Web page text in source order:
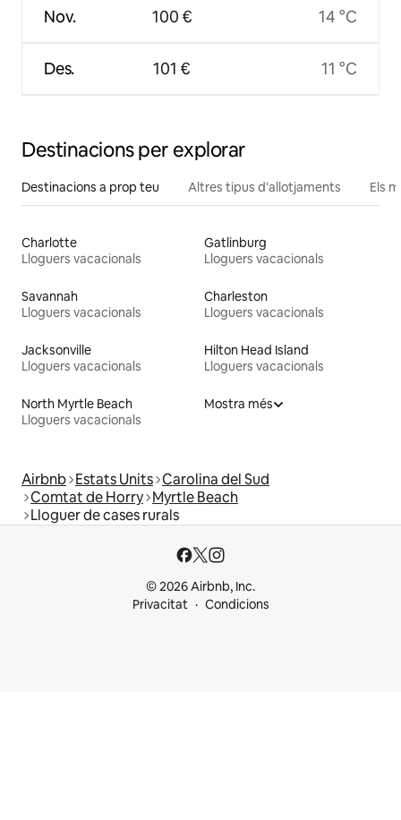
Nov.
Des.
100 €
101 €
14 °C
11 °C
Destinacions per explorar
Destinacions a prop teu Altres tipus d'allotjaments Els
Charlotte
Lloguers vacacionals
Gatlinburg
Lloguers vacacionals
Savannah
Lloguers vacacionals
Charleston
Lloguers vacacionals
Jacksonville
Lloguers vacacionals
Hilton Head Island
Lloguers vacacionals
North Myrtle Beach
Lloguers vacacionals
Mostra més
Airbnb Estats Units Carolina del Sud
Comtat de Horry Myrtle Beach
Lloguer de cases rurals
© 2026 Airbnb, Inc.
Privacitat
Condicions